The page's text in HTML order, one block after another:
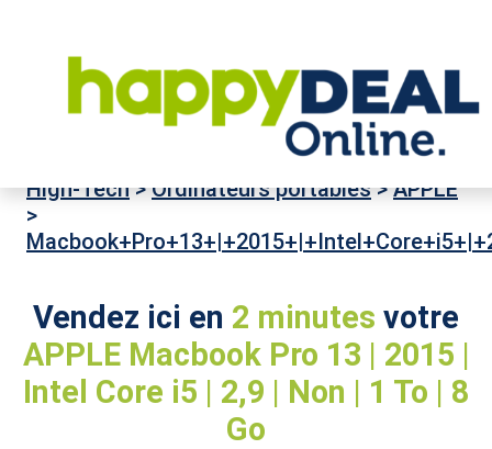
High-Tech>Ordinateurs portables>APPLE
>
Vendez ici en 2 minutes votre
APPLE Macbook Pro 13 | 2015 |
Intel Core i5 | 2,9 | Non | 1 To | 8
Go